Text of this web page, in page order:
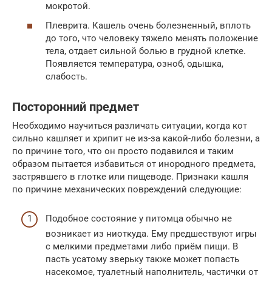
мокротой.
Плеврита. Кашель очень болезненный, вплоть
до того, что человеку тяжело менять положение
тела, отдает сильной болью в грудной клетке.
Появляется температура, озноб, одышка,
слабость.
Посторонний предмет
Необходимо научиться различать ситуации, когда кот
сильно кашляет и хрипит не из-за какой-либо болезни, а
по причине того, что он просто подавился и таким
образом пытается избавиться от инородного предмета,
застрявшего в глотке или пищеводе. Признаки кашля
по причине механических повреждений следующие:
Подобное состояние у питомца обычно не
возникает из ниоткуда. Ему предшествуют игры
с мелкими предметами либо приём пищи. В
пасть усатому зверьку также может попасть
насекомое, туалетный наполнитель, частички от